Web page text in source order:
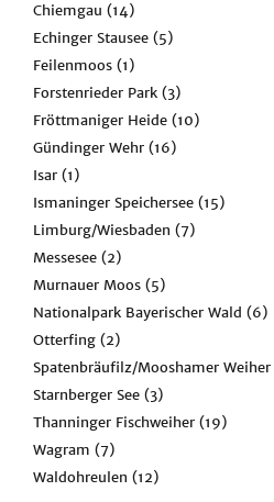
Chiemgau (14)
Echinger Stausee (5)
Feilenmoos (1)
Forstenrieder Park (3)
Fröttmaniger Heide (10)
Gündinger Wehr (16)
Isar (1)
Ismaninger Speichersee (15)
Limburg/Wiesbaden (7)
Messesee (2)
Murnauer Moos (5)
Nationalpark Bayerischer Wald (6)
Otterfing (2)
Spatenbräufilz/Mooshamer Weiher
Starnberger See (3)
Thanninger Fischweiher (19)
Wagram (7)
Waldohreulen (12)